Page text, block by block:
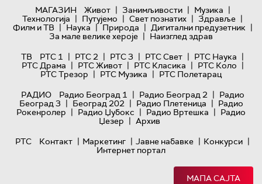
МАГАЗИН
Живот | Занимљивости | Музика |
Технологијa | Путујемо | Свет познатих | Здравље |
Филм и ТВ | Наука | Природа | Дигитални предузетник |
За мале велике хероје | Наизглед здрав
ТВ
РТС 1 | РТС 2 | РТС 3 | РТС Свет | РТС Наука |
РТС Драма | РТС Живот | РТС Класика | РТС Коло |
РТС Трезор | РТС Музика | РТС Полетарац
РАДИО
Радио Београд 1 | Радио Београд 2 | Радио
Београд 3 | Београд 202 | Радио Плетеница | Радио
Рокенролер | Радио Џубокс | Радио Вртешка | Радио
Џезер | Архив
РТС
Контакт | Маркетинг | Јавне набавке | Конкурси |
Интернет портал
МАПА САЈТА